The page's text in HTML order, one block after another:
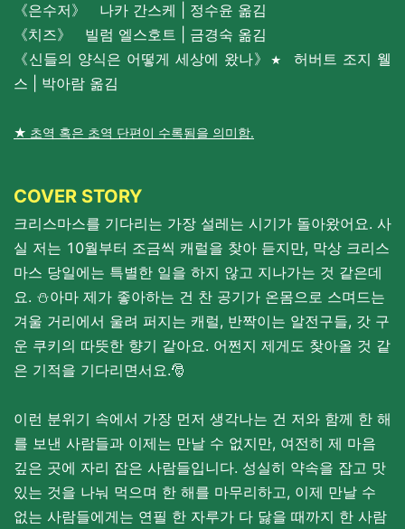
《은수저》 나카 간스케 | 정수윤 옮김
《치즈》 빌럼 엘스호트 | 금경숙 옮김
《신들의 양식은 어떻게 세상에 왔나》 ★ 허버트 조지 웰
스 | 박아람 옮김
★ 초역 혹은 초역 단편이 수록됨을 의미함.
COVER STORY
크리스마스를 기다리는 가장 설레는 시기가 돌아왔어요. 사
실 저는 10월부터 조금씩 캐럴을 찾아 듣지만, 막상 크리스
마스 당일에는 특별한 일을 하지 않고 지나가는 것 같은데
요. ⛄아마 제가 좋아하는 건 찬 공기가 온몸으로 스며드는
겨울 거리에서 울려 퍼지는 캐럴, 반짝이는 알전구들, 갓 구
운 쿠키의 따뜻한 향기 같아요. 어쩐지 제게도 찾아올 것 같
은 기적을 기다리면서요.🎅
이런 분위기 속에서 가장 먼저 생각나는 건 저와 함께 한 해
를 보낸 사람들과 이제는 만날 수 없지만, 여전히 제 마음
깊은 곳에 자리 잡은 사람들입니다. 성실히 약속을 잡고 맛
있는 것을 나눠 먹으며 한 해를 마무리하고, 이제 만날 수
없는 사람들에게는 연필 한 자루가 다 닳을 때까지 한 사람